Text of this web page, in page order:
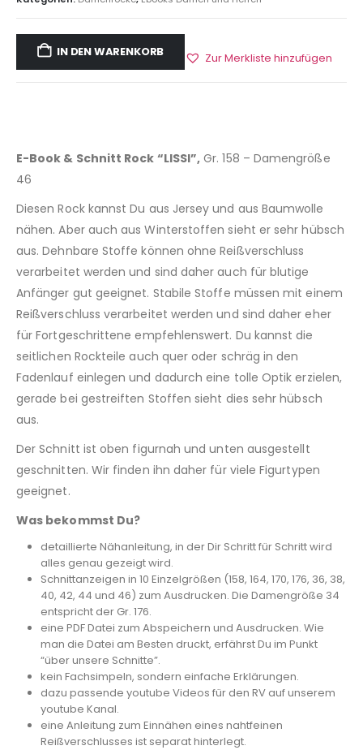
IN DEN WARENKORB Zur Merkliste hinzufügen
E-Book & Schnitt Rock “LISSI”, Gr. 158 – Damengröße
46
Diesen Rock kannst Du aus Jersey und aus Baumwolle
nähen. Aber auch aus Winterstoffen sieht er sehr hübsch
aus. Dehnbare Stoffe können ohne Reißverschluss
verarbeitet werden und sind daher auch für blutige
Anfänger gut geeignet. Stabile Stoffe müssen mit einem
Reißverschluss verarbeitet werden und sind daher eher
für Fortgeschrittene empfehlenswert. Du kannst die
seitlichen Rockteile auch quer oder schräg in den
Fadenlauf einlegen und dadurch eine tolle Optik erzielen,
gerade bei gestreiften Stoffen sieht dies sehr hübsch
aus.
Der Schnitt ist oben figurnah und unten ausgestellt
geschnitten. Wir finden ihn daher für viele Figurtypen
geeignet.
Was bekommst Du?
detaillierte Nähanleitung, in der Dir Schritt für Schritt wird
alles genau gezeigt wird.
Schnittanzeigen in 10 Einzelgrößen (158, 164, 170, 176, 36, 38,
40, 42, 44 und 46) zum Ausdrucken. Die Damengröße 34
entspricht der Gr. 176.
eine PDF Datei zum Abspeichern und Ausdrucken. Wie
man die Datei am Besten druckt, erfährst Du im Punkt
“über unsere Schnitte”.
kein Fachsimpeln, sondern einfache Erklärungen.
dazu passende youtube Videos für den RV auf unserem
youtube Kanal.
eine Anleitung zum Einnähen eines nahtfeinen
Reißverschlusses ist separat hinterlegt.